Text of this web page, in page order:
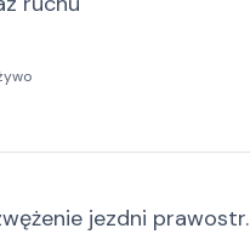
jezdni prawostr.